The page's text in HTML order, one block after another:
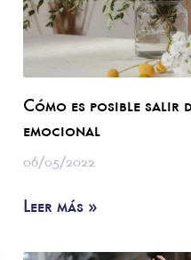
Cómo es posible salir
emocional
06/05/2022
Leer más »